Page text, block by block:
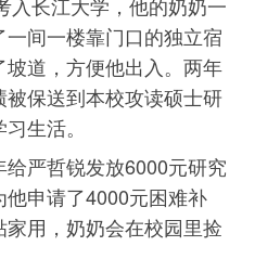
间一楼靠门口的独立宿
道，方便他出入。两年
保送到本校攻读硕士研
生活。
严哲锐发放6000元研究
申请了4000元困难补
用，奶奶会在校园里捡